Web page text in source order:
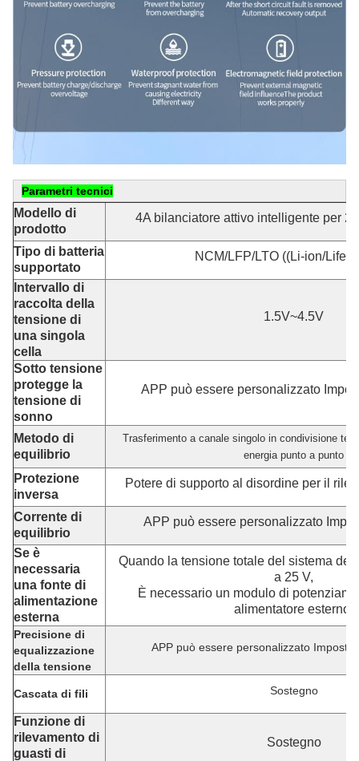
Parametri tecnici
Modello di
prodotto
4A bilanciatore attivo intelligente per
Tipo di batteria
supportato
NCM/LFP/LTO ((Li-ion/
Intervallo di
raccolta della
tensione di
una singola
cella
1.5V~4.5V
Sotto tensione
protegge la
tensione di
sonno
APP può essere personalizzato
Metodo di
equilibrio
Trasferimento a canale singolo in condivisione
energia punto a punto
Protezione
inversa
Potere di supporto al disordine per il
Corrente di
equilibrio
APP può essere personalizzato
Se è
necessaria
una fonte di
alimentazione
esterna
Quando la tensione totale del sistema
a 25 V,
È necessario un modulo di
alimentatore esterno.
Precisione di
equalizzazione
della tensione
APP può essere personalizzato
Cascata di fili Sostegno
Funzione di
rilevamento di
guasti di
Sostegno